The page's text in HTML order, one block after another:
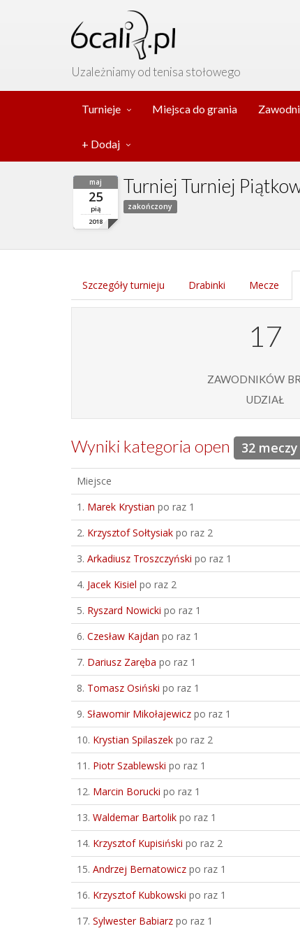
Uzależniamy od tenisa stołowego
Turnieje Miejsca do grania
+ Dodaj
maj
25
pią
2018
Turniej Turniej
zakończony
Szczegóły turnieju Drabinki Mecze
17
zawodników
udział
Wyniki kategoria open 32 meczy
Miejsce
1. Marek Krystian po raz 1
2. Krzysztof Sołtysiak po raz 2
3. Arkadiusz Troszczyński po raz 1
4. Jacek Kisiel po raz 2
5. Ryszard Nowicki po raz 1
6. Czesław Kajdan po raz 1
7. Dariusz Zaręba po raz 1
8. Tomasz Osiński po raz 1
9. Sławomir Mikołajewicz po raz 1
10. Krystian Spilaszek po raz 2
11. Piotr Szablewski po raz 1
12. Marcin Borucki po raz 1
13. Waldemar Bartolik po raz 1
14. Krzysztof Kupisiński po raz 2
15. Andrzej Bernatowicz po raz 1
16. Krzysztof Kubkowski po raz 1
17. Sylwester Babiarz po raz 1